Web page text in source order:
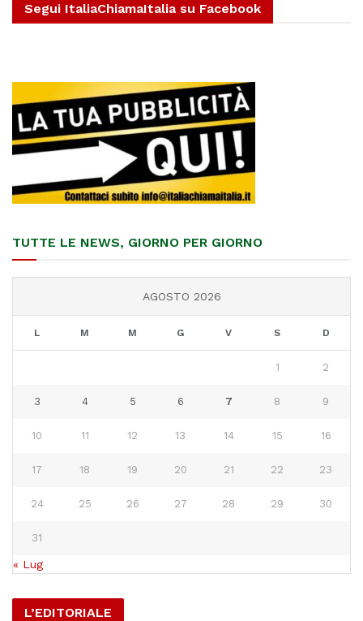
Segui ItaliaChiamaItalia su Facebook
TUTTE LE NEWS, GIORNO PER GIORNO
AGOSTO 2026
L M M G V S D
1 2
3 4 5 6 7 8 9
10 11 12 13 14 15 16
17 18 19 20 21 22 23
24 25 26 27 28 29 30
31
« Lug
L’EDITORIALE